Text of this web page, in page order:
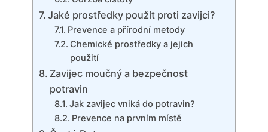
Jaké prostředky použít proti zavijci?
Prevence a přírodní metody
Chemické prostředky a jejich
použití
Zavijec moučný a bezpečnost
potravin
Jak zavijec vniká do potravin?
Prevence na prvním místě